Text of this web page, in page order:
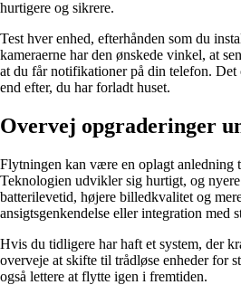
hurtigere og sikrere.
Test hver enhed, efterhånden som du
kameraerne har den ønskede vinkel, at
at du får notifikationer på din telefon. Det
end efter, du har forladt huset.
Overvej opgraderinger
Flytningen kan være en oplagt anledning
Teknologien udvikler sig hurtigt, og
batterilevetid, højere billedkvalitet og
ansigtsgenkendelse eller integration med
Hvis du tidligere har haft et system, der
overveje at skifte til trådløse enheder for
også lettere at flytte igen i fremtiden.